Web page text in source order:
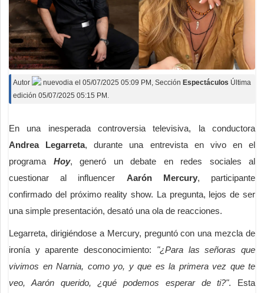
Autor nuevodia el 05/07/2025 05:09 PM , Sección Espectáculos Última
edición 05/07/2025 05:15 PM.
En una inesperada controversia televisiva, la conductora
Andrea Legarreta, durante una entrevista en vivo en el
programa Hoy, generó un debate en redes sociales al
cuestionar al influencer Aarón Mercury, participante
confirmado del próximo reality show. La pregunta, lejos de ser
una simple presentación, desató una ola de reacciones.
Legarreta, dirigiéndose a Mercury, preguntó con una mezcla de
ironía y aparente desconocimiento: "¿Para las señoras que
vivimos en Narnia, como yo, y que es la primera vez que te
veo, Aarón querido, ¿qué podemos esperar de ti?". Esta